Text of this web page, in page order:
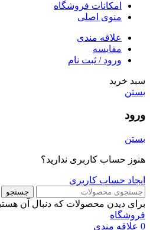
امکانات فروشگاه
منوی اصلی
علاقه مندی
مقایسه
ورود / ثبت نام
سبد خرید
بستن
ورود
بستن
هنوز حساب کاربری ندارید؟
ایجاد حساب کاربری
جستجو
برای دیدن محصولات که دنبال آن
فروشگاه
0 علاقه مندی